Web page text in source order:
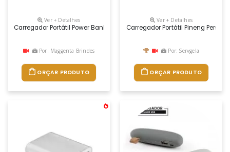
Ver + Detalhes
Carregador Portátil Power Bank 10000 Mah Personalizado
Por: Maggenta Brindes
ORÇAR PRODUTO
Ver + Detalhes
Carregador Portátil Pineng
Por: Servgela
ORÇAR PRODUTO